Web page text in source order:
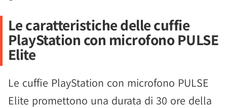
Le caratteristiche delle cuffie
PlayStation con microfono PULSE
Elite
Le cuffie PlayStation con microfono PULSE
Elite promettono una durata di 30 ore della